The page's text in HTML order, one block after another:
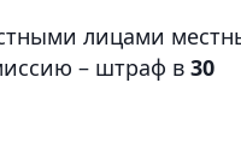
лицами
– штраф в 30